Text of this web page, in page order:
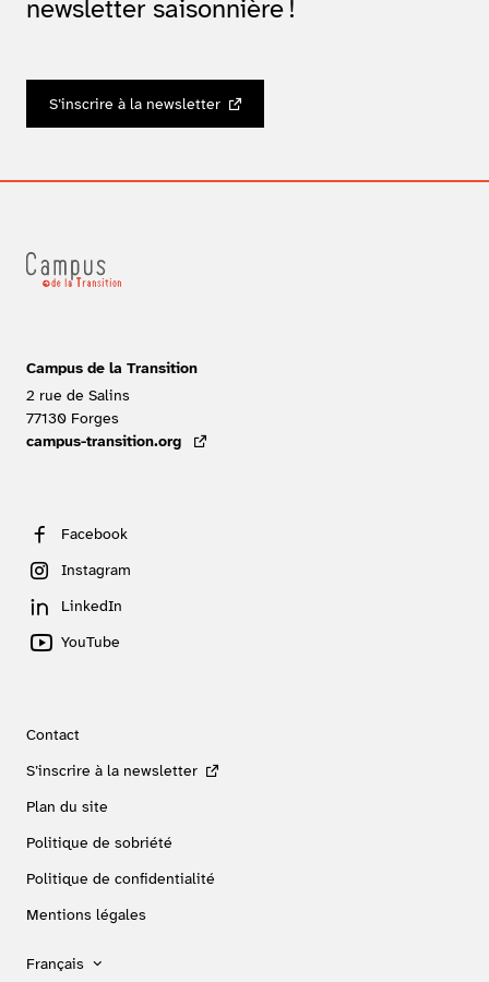
newsletter saisonnière !
S’inscrire à la newsletter
Campus de la Transition
2 rue de Salins
77130 Forges
campus-transition.org
- lien externe
Facebook
Instagram
LinkedIn
YouTube
Contact
S’inscrire à la newsletter
Plan du site
Politique de sobriété
Politique de confidentialité
Mentions légales
Français